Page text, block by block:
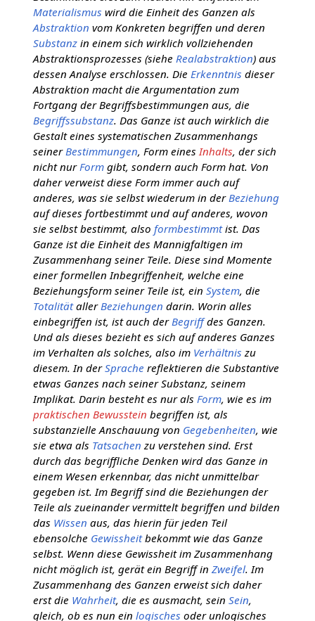
Materialismus wird die Einheit des Ganzen als
Abstraktion vom Konkreten begriffen und deren
Substanzin einem sich wirklich vollziehenden
Abstraktionsprozesses (siehe Realabstraktion) aus
dessen Analyse erschlossen. Die Erkenntnis dieser
Abstraktion macht die Argumentation zum
Fortgang der Begriffsbestimmungen aus, die
Begriffssubstanz. Das Ganze ist auch wirklich die
Gestalt eines systematischen Zusammenhangs
seiner Bestimmungen, Form eines Inhalts, der sich
nicht nur Formgibt, sondern auch Form hat. Von
daher verweist diese Form immer auch auf
anderes, was sie selbst wiederum in der Beziehung
auf dieses fortbestimmt und auf anderes, wovon
sie selbst bestimmt, also formbestimmtist. Das
Ganze ist die Einheit des Mannigfaltigen im
Zusammenhang seiner Teile. Diese sind Momente
einer formellen Inbegriffenheit, welche eine
Beziehungsform seiner Teile ist, ein System, die
Totalitätaller Beziehungen darin. Worin alles
einbegriffen ist, ist auch der Begriffdes Ganzen.
Und als dieses bezieht es sich auf anderes Ganzes
im Verhalten als solches, also im Verhältnis zu
diesem. In derSprache reflektieren die Substantive
etwas Ganzes nach seiner Substanz, seinem
Implikat. Darin besteht es nur als Form, wie es im
praktischen Bewusstein begriffen ist, als
substanzielle Anschauung von Gegebenheiten, wie
sie etwa als Tatsachen zu verstehen sind. Erst
durch das begriffliche Denken wird das Ganze in
einem Wesen erkennbar, das nicht unmittelbar
gegeben ist. Im Begriff sind die Beziehungen der
Teile als zueinander vermittelt begriffen und bilden
das Wissen aus, das hierin für jeden Teil
ebensolche Gewissheitbekommt wie das Ganze
selbst. Wenn diese Gewissheit im Zusammenhang
nicht möglich ist, gerät ein Begriff in Zweifel. Im
Zusammenhang des Ganzen erweist sich daher
erst die Wahrheit, die es ausmacht, sein Sein,
gleich, ob es nun ein logisches oder unlogisches